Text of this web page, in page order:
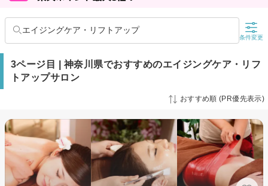
エイジングケア・リフトアップ
条件変更
3ページ目 | 神奈川県でおすすめのエイジングケア・リフ
トアップサロン
おすすめ順 (PR優先表示)